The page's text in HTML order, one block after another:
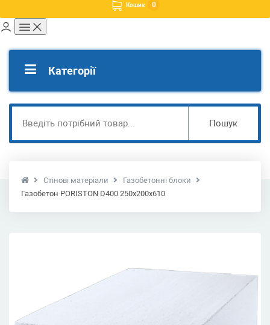
Кошик 0
Категорії
Пошук
Стінові матеріали
Газобетонні блоки
Газобетон PORISTON D400 250х200х610